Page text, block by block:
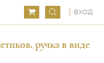
ВХОД
ручка в виде